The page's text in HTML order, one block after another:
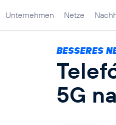
Unternehmen Netze
BESSERES
5G